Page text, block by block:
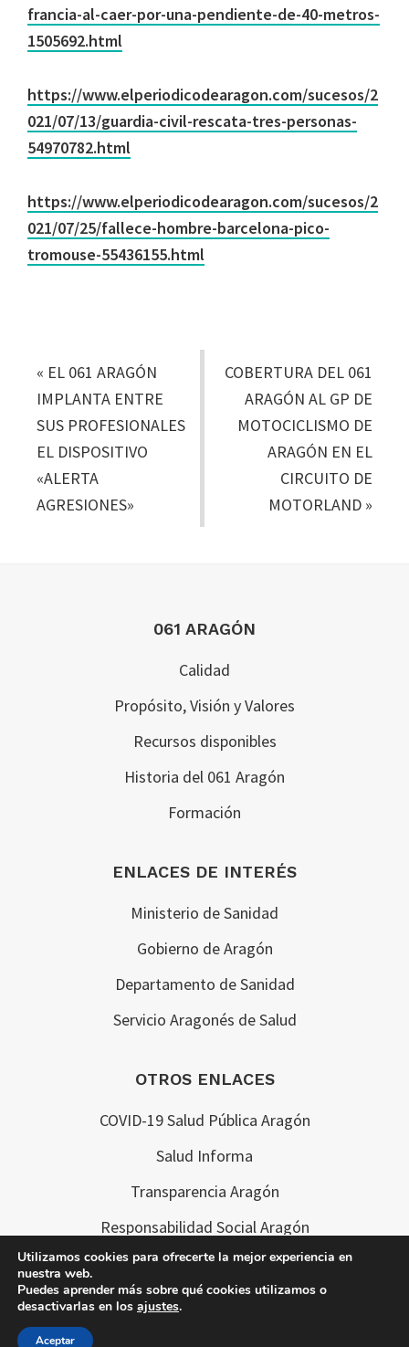
francia-al-caer-por-una-pendiente-de-40-metros-
1505692.html
https://www.elperiodicodearagon.com/sucesos/2
021/07/13/guardia-civil-rescata-tres-personas-
54970782.html
https://www.elperiodicodearagon.com/sucesos/2
021/07/25/fallece-hombre-barcelona-pico-
tromouse-55436155.html
« EL 061 ARAGÓN
IMPLANTA ENTRE
SUS PROFESIONALES
EL DISPOSITIVO
«ALERTA
AGRESIONES»
COBERTURA DEL 061
ARAGÓN AL GP DE
MOTOCICLISMO DE
ARAGÓN EN EL
CIRCUITO DE
MOTORLAND »
061 ARAGÓN
Calidad
Propósito, Visión y Valores
Recursos disponibles
Historia del 061 Aragón
Formación
ENLACES DE INTERÉS
Ministerio de Sanidad
Gobierno de Aragón
Departamento de Sanidad
Servicio Aragonés de Salud
OTROS ENLACES
COVID-19 Salud Pública Aragón
Salud Informa
Transparencia Aragón
Responsabilidad Social Aragón
Utilizamos cookies para ofrecerte la mejor experiencia en
nuestra web.
Puedes aprender más sobre qué cookies utilizamos o
desactivarlas en los ajustes.
Aceptar